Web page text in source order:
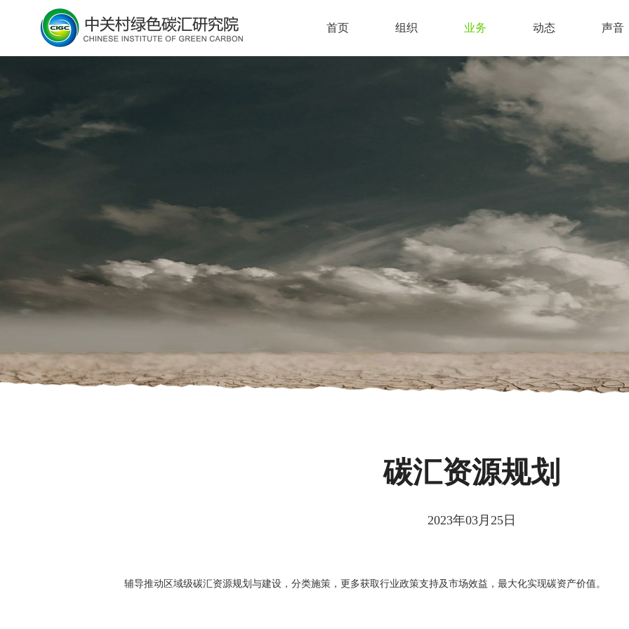
首页 组织 业务 动态 声音
业务领域>阅读全文
碳汇资源规划
2023年03月25日
辅导推动区域级碳汇资源规划与建设，分类施策，更多获取行业政策支持及市场效益，最大化实现碳资产价值。